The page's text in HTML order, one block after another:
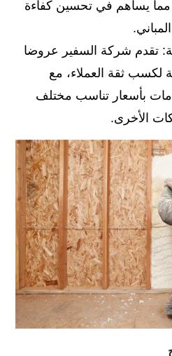
مما يساهم في تحسين كفاءة
تقدم شركة السفير عروضا
لكسب ثقة العملاء، مع
بأسعار تناسب مختلف
الأخرى.